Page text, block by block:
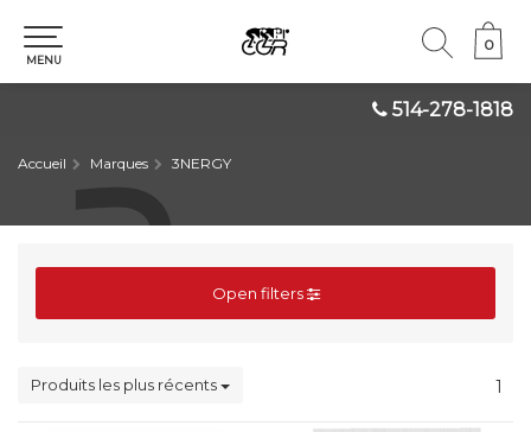
514-278-1818
0
0
MENU
Accueil Marques 3NERGY
Open filters
Produits les plus récents 1